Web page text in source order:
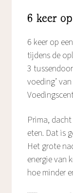
6 keer
6 keer op
tijdens de
3
voeding’
Prima,
eten. Dat is
Het grote
energie van
hoe minder